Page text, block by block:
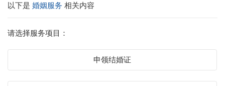
以下是婚姻服务相关内容
请选择服务项目：
申领结婚证